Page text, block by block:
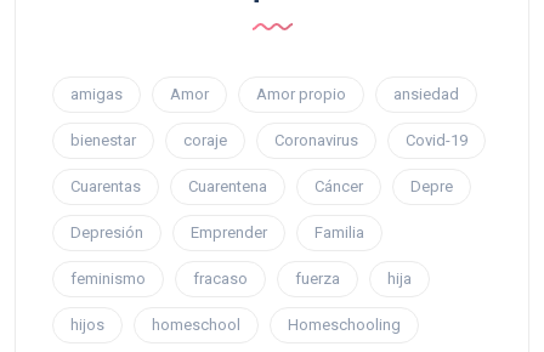
amigas Amor Amor propio ansiedad
bienestar coraje Coronavirus Covid-19
Cuarentas Cuarentena Cáncer Depre
Depresión Emprender Familia
feminismo fracaso fuerza hija
hijos homeschool Homeschooling